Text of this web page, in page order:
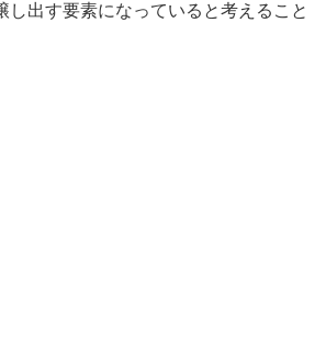
し出す要素になっていると考えること